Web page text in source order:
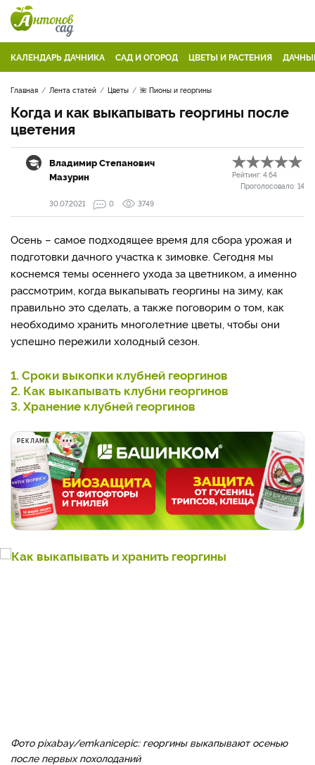
КАЛЕНДАРЬ ДАЧНИКА САД И ОГОРОД ЦВЕТЫ И РАСТЕНИЯ
Главная Лента статей Цветы 🌺 Пионы и георгины
Когда и как выкапывать георгины после
цветения
Владимир Степанович
Мазурин
Рейтинг: 4.64
Проголосовало: 14
30.07.2021
0 3749
Осень – самое подходящее время для сбора урожая и
подготовки дачного участка к зимовке. Сегодня мы
коснемся темы осеннего ухода за цветником, а именно
рассмотрим, когда выкапывать георгины на зиму, как
правильно это сделать, а также поговорим о том, как
необходимо хранить многолетние цветы, чтобы они
успешно пережили холодный сезон.
1. Сроки выкопки клубней георгинов
2. Как выкапывать клубни георгинов
3. Хранение клубней георгинов
РЕКЛАМА
Фото pixabay/emkanicepic: георгины выкапывают осенью
после первых похолоданий